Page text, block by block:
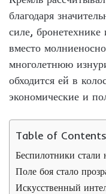
благодаря
силе,
вместо
многолетнюю
обходится ей в
экономические и
Table of Contents
Беспилотники
Поле боя стало
Искусственный